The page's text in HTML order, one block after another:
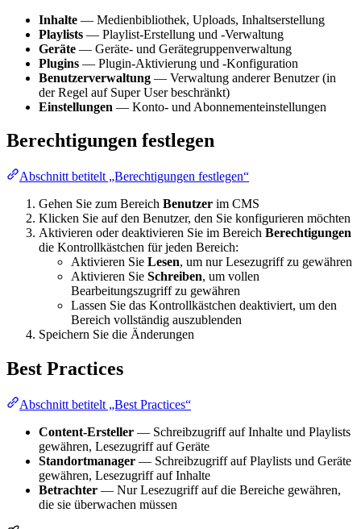
Inhalte — Medienbibliothek, Uploads, Inhaltserstellung
Playlists — Playlist-Erstellung und -Verwaltung
Geräte — Geräte- und Gerätegruppenverwaltung
Plugins — Plugin-Aktivierung und -Konfiguration
Benutzerverwaltung — Verwaltung anderer Benutzer (in
der Regel auf Super User beschränkt)
Einstellungen — Konto- und Abonnementeinstellungen
Berechtigungen festlegen
Abschnitt betitelt „Berechtigungen festlegen“
Gehen Sie zum Bereich Benutzer im CMS
Klicken Sie auf den Benutzer, den Sie konfigurieren möchten
Aktivieren oder deaktivieren Sie im Bereich Berechtigungen
die Kontrollkästchen für jeden Bereich:
Aktivieren Sie Lesen, um nur Lesezugriff zu gewähren
Aktivieren Sie Schreiben, um vollen
Bearbeitungszugriff zu gewähren
Lassen Sie das Kontrollkästchen deaktiviert, um den
Bereich vollständig auszublenden
Speichern Sie die Änderungen
Best Practices
Abschnitt betitelt „Best Practices“
Content-Ersteller — Schreibzugriff auf Inhalte und Playlists
gewähren, Lesezugriff auf Geräte
Standortmanager — Schreibzugriff auf Playlists und Geräte
gewähren, Lesezugriff auf Inhalte
Betrachter — Nur Lesezugriff auf die Bereiche gewähren,
die sie überwachen müssen